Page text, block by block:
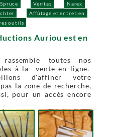
Veritas
Narex
Affûtage et entretien
outils
Auriou est en
toutes nos
à la vente en ligne.
d'affiner votre
la zone de recherche,
pour un accès encore